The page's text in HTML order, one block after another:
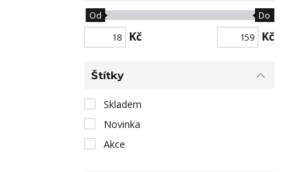
Kč
Od Do
Kč
Štítky
Skladem
Novinka
Akce